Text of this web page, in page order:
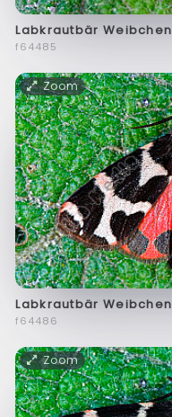
Labkrautbär Weibchen
f64485
Zoom
Labkrautbär Weibchen
f64486
Zoom